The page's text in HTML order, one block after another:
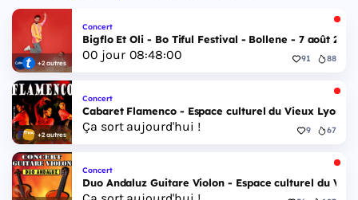
+2 autres
Concert
Bigflo Et Oli - Bo Tiful Festival - Bollene - 7 août 2026
00 jour 08:47:59 91 88
+2 autres
Concert
Cabaret Flamenco - Espace culturel du Vieux Lyon -
Ça sort aujourd'hui ! 9 67
Concert
Duo Andaluz Guitare Violon - Espace culturel du